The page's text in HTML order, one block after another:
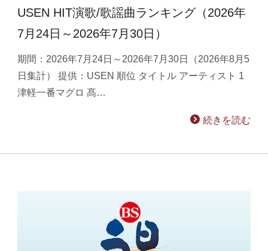
USEN HIT演歌/歌謡曲ランキング（2026年
7月24日～2026年7月30日）
期間：2026年7月24日～2026年7月30日（2026年8月5
日集計） 提供：USEN 順位 タイトル アーティスト 1
津軽一番マグロ 髙…
続きを読む